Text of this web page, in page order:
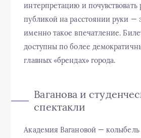
интерпретацию и почувствовать
публикой на расстоянии руки —
именно такое впечатление.
доступны по более
главных «брендах» города.
Ваганова и
спектакли
Академия Вагановой — колыбель